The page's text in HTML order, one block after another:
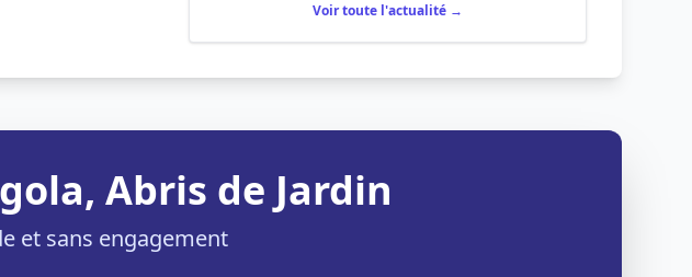
Voir toute l'actualité →
Abris de Jardin
et sans engagement